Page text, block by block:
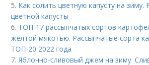
5. Как солить цветную капусту на
цветной капусты
6. ТОП-17 рассыпчатых сортов
желтой мякотью. Рассыпчатые сорта
ТОП-20 2022 года
7.Яблочно-сливовый джем на зиму.